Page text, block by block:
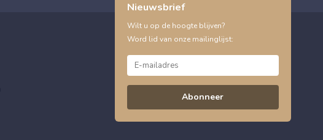
Nieuwsbrief
Wilt u op de hoogte blijven?
Word lid van onze mailinglijst:
Abonneer